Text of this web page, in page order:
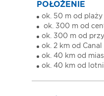
POŁOŻENIE
ok. 50 m od plaży
ok. 300 m od
ok. 300 m od
ok. 2 km od Canal
ok. 40 km od
ok. 40 km od